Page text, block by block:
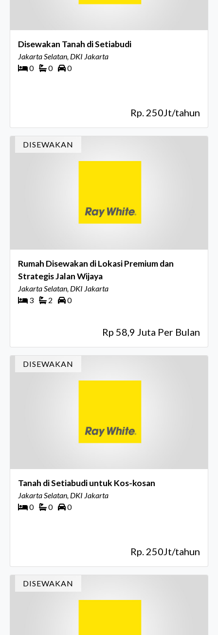
Disewakan Tanah di Setiabudi
Jakarta Selatan, DKI Jakarta
0
0 0
Rp. 250Jt/tahun
DISEWAKAN
Rumah Disewakan di Lokasi Premium dan
Strategis Jalan Wijaya
Jakarta Selatan, DKI Jakarta
3
2 0
Rp 58,9 Juta Per Bulan
DISEWAKAN
Tanah di Setiabudi untuk Kos-kosan
Jakarta Selatan, DKI Jakarta
0
0 0
Rp. 250Jt/tahun
DISEWAKAN